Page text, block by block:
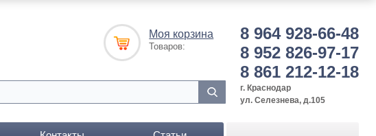
8 964 928-66-48
8 952 826-97-17
8 861 212-12-18
г. Краснодар
ул. Селезнева, д.105
Моя корзина
Товаров: